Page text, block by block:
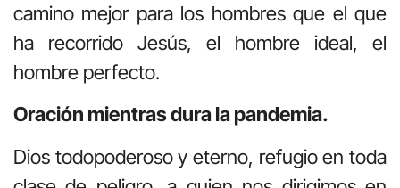
camino mejor para los hombres que el que
ha recorrido Jesús, el hombre ideal, el
hombre perfecto.
Oración mientras dura la pandemia.
Dios todopoderoso y eterno, refugio en toda